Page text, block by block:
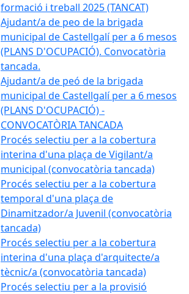
formació i treball 2025 (TANCAT)
Ajudant/a de peo de la brigada
municipal de Castellgalí per a 6 mesos
(PLANS D'OCUPACIÓ). Convocatòria
tancada.
Ajudant/a de peó de la brigada
municipal de Castellgalí per a 6 mesos
(PLANS D'OCUPACIÓ) -
CONVOCATÒRIA TANCADA
Procés selectiu per a la cobertura
interina d'una plaça de Vigilant/a
municipal (convocatòria tancada)
Procés selectiu per a la cobertura
temporal d'una plaça de
Dinamitzador/a Juvenil (convocatòria
tancada)
Procés selectiu per a la cobertura
interina d'una plaça d'arquitecte/a
tècnic/a (convocatòria tancada)
Procés selectiu per a la provisió